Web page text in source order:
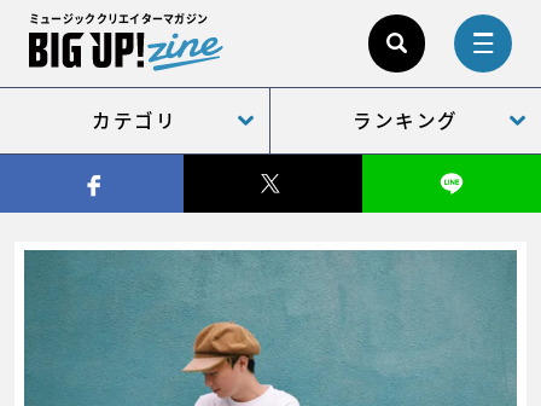
ミュージッククリエイターマガジン
カテゴリ ランキング